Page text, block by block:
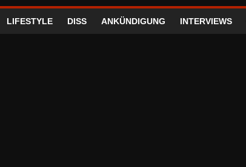
LIFESTYLE DISS ANKÜNDIGUNG INTERVIEWS